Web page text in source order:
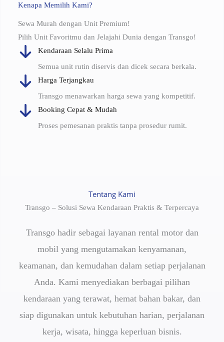
Kenapa Memilih Kami?
Sewa Murah dengan Unit Premium!
Pilih Unit Favoritmu dan Jelajahi Dunia dengan Transgo!
Kendaraan Selalu Prima
Semua unit rutin diservis dan dicek secara berkala.
Harga Terjangkau
Transgo menawarkan harga sewa yang kompetitif.
Booking Cepat & Mudah
Proses pemesanan praktis tanpa prosedur rumit.
Tentang Kami
Transgo – Solusi Sewa Kendaraan Praktis & Terpercaya
Transgo hadir sebagai layanan rental motor dan
mobil yang mengutamakan kenyamanan,
keamanan, dan kemudahan dalam setiap perjalanan
Anda. Kami menyediakan berbagai pilihan
kendaraan yang terawat, hemat bahan bakar, dan
siap digunakan untuk kebutuhan harian, perjalanan
kerja, wisata, hingga keperluan bisnis.